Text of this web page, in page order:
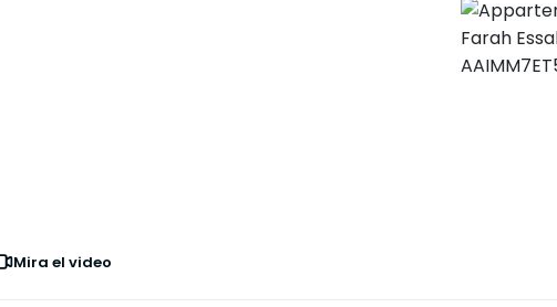
Mira el video